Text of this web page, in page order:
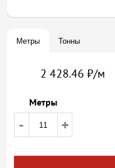
Метры Тонны
2 428.46 ₽/м
Метры
- +